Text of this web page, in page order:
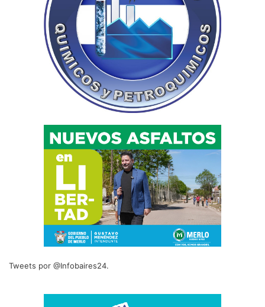
Tweets por @Infobaires24.